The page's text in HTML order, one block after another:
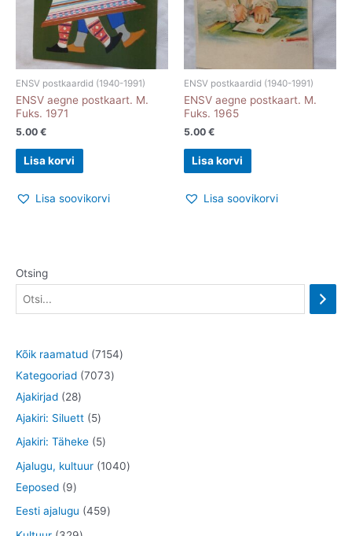
ENSV postkaardid (1940-1991)
ENSV aegne postkaart. M.
Fuks. 1971
5.00 €
Lisa korvi
Lisa soovikorvi
ENSV postkaardid (1940-1991)
ENSV aegne postkaart. M.
Fuks. 1965
5.00 €
Lisa korvi
Lisa soovikorvi
Otsing
Kõik raamatud 71547
o
Kategooriad 70737
Ajakirjad 282
8
t
Ajakiri: Siluett 55
t
o
Ajakiri: Täheke 55
t
o
Ajalugu, kultuur 10401
Eeposed 99
t
o
Eesti ajalugu 4594